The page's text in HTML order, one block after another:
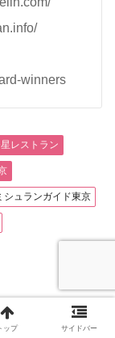
winners
レストラン
シュランガイド東京
ップ サイドバー